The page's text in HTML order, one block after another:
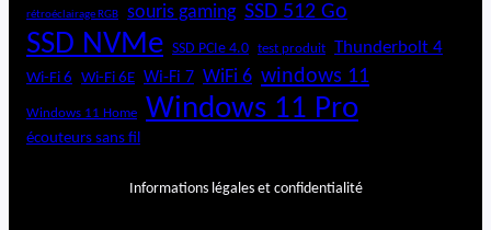
rétroéclairage RGB souris gaming SSD 512 Go
SSD NVMe SSD PCIe 4.0 test produit Thunderbolt 4
Wi-Fi 6 Wi-Fi 6E Wi-Fi 7 WiFi 6 windows 11
Windows 11 Home Windows 11 Pro
écouteurs sans fil
Informations légales et confidentialité